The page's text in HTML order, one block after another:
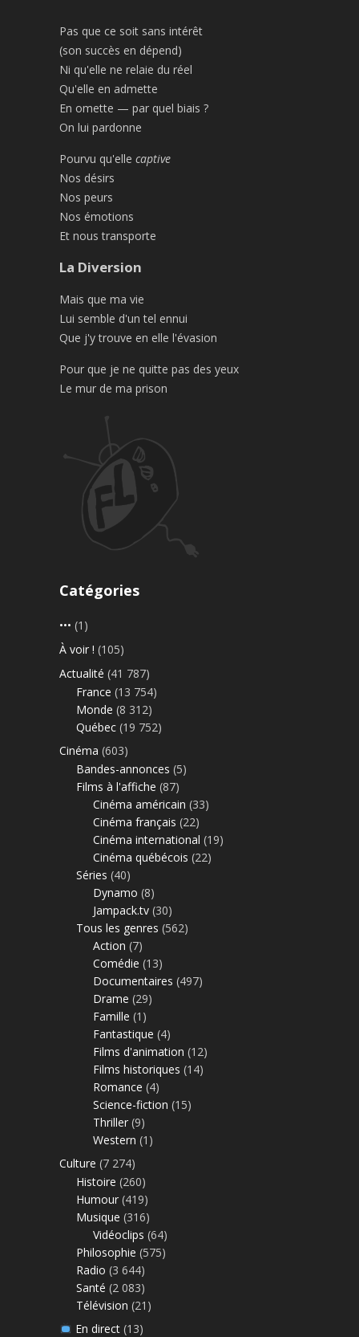
Pas que ce soit sans intérêt
(son succès en dépend)
Ni qu'elle ne relaie du réel
Qu'elle en admette
En omette — par quel biais ?
On lui pardonne
Pourvu qu'elle captive
Nos désirs
Nos peurs
Nos émotions
Et nous transporte
La Diversion
Mais que ma vie
Lui semble d'un tel ennui
Que j'y trouve en elle l'évasion
Pour que je ne quitte pas des yeux
Le mur de ma prison
Catégories
••• (1)
À voir ! (105)
Actualité (41 787)
France (13 754)
Monde (8 312)
Québec (19 752)
Cinéma (603)
Bandes-annonces (5)
Films à l'affiche (87)
Cinéma américain (33)
Cinéma français (22)
Cinéma international (19)
Cinéma québécois (22)
Séries (40)
Dynamo (8)
Jampack.tv (30)
Tous les genres (562)
Action (7)
Comédie (13)
Documentaires (497)
Drame (29)
Famille (1)
Fantastique (4)
Films d'animation (12)
Films historiques (14)
Romance (4)
Science-fiction (15)
Thriller (9)
Western (1)
Culture (7 274)
Histoire (260)
Humour (419)
Musique (316)
Vidéoclips (64)
Philosophie (575)
Radio (3 644)
Santé (2 083)
Télévision (21)
En direct(13)